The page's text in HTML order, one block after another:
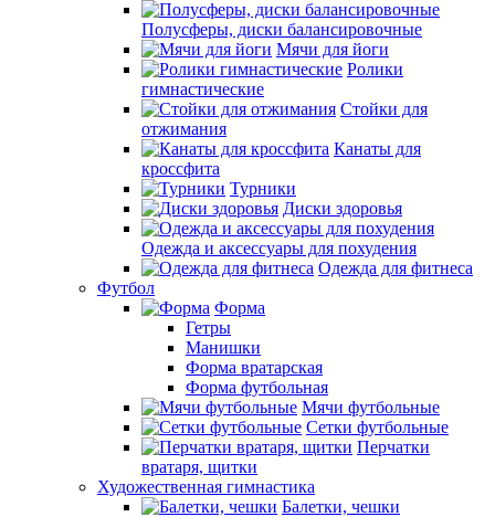
Полусферы, диски балансировочные
Мячи для йоги
Ролики
гимнастические
Стойки для
отжимания
Канаты для
кроссфита
Турники
Диски здоровья
Одежда и аксессуары для похудения
Одежда для фитнеса
Футбол
Форма
Гетры
Манишки
Форма вратарская
Форма футбольная
Мячи футбольные
Сетки футбольные
Перчатки
вратаря, щитки
Художественная гимнастика
Балетки, чешки